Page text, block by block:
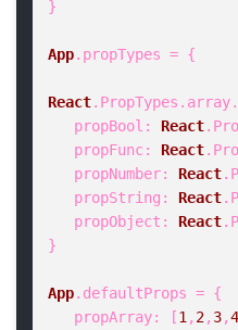
}
App. propTypes = {
React. PropTypes . array.
propBool : React.
propFunc: React.
propNumber: React.
propString : React.
propObject : React.
}
App. defaultProps = {
propArray: [1 , 2, 3,4